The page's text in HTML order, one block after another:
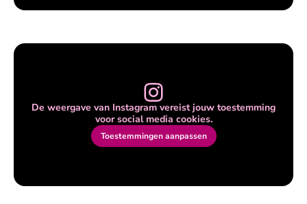
De weergave van Instagram vereist jouw toestemming
voor social media cookies.
Toestemmingen aanpassen